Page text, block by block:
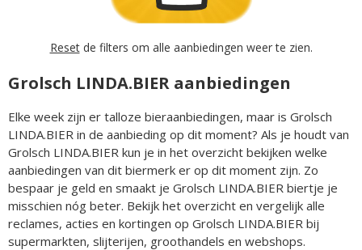
Resetde filters om alle aanbiedingen weer te zien.
Grolsch LINDA.BIER aanbiedingen
Elke week zijn er talloze bieraanbiedingen, maar is Grolsch
LINDA.BIER in de aanbieding op dit moment? Als je houdt van
Grolsch LINDA.BIER kun je in het overzicht bekijken welke
aanbiedingen van dit biermerk er op dit moment zijn. Zo
bespaar je geld en smaakt je Grolsch LINDA.BIER biertje je
misschien nóg beter. Bekijk het overzicht en vergelijk alle
reclames, acties en kortingen op Grolsch LINDA.BIER bij
supermarkten, slijterijen, groothandels en webshops.